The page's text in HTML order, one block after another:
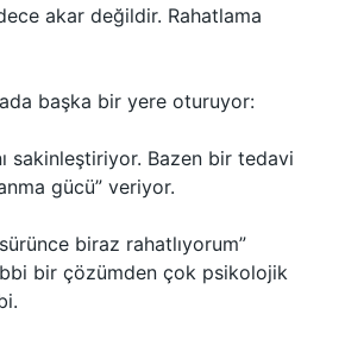
akar değildir. Rahatlama
başka bir yere oturuyor:
sakinleştiriyor. Bazen bir tedavi
gücü” veriyor.
biraz rahatlıyorum”
bir çözümden çok psikolojik